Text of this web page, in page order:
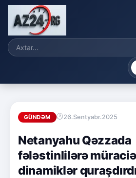
GÜNDƏM 26.Sentyabr.2025
Netanyahu Qəzzada
fələstinlilərə
dinamiklər